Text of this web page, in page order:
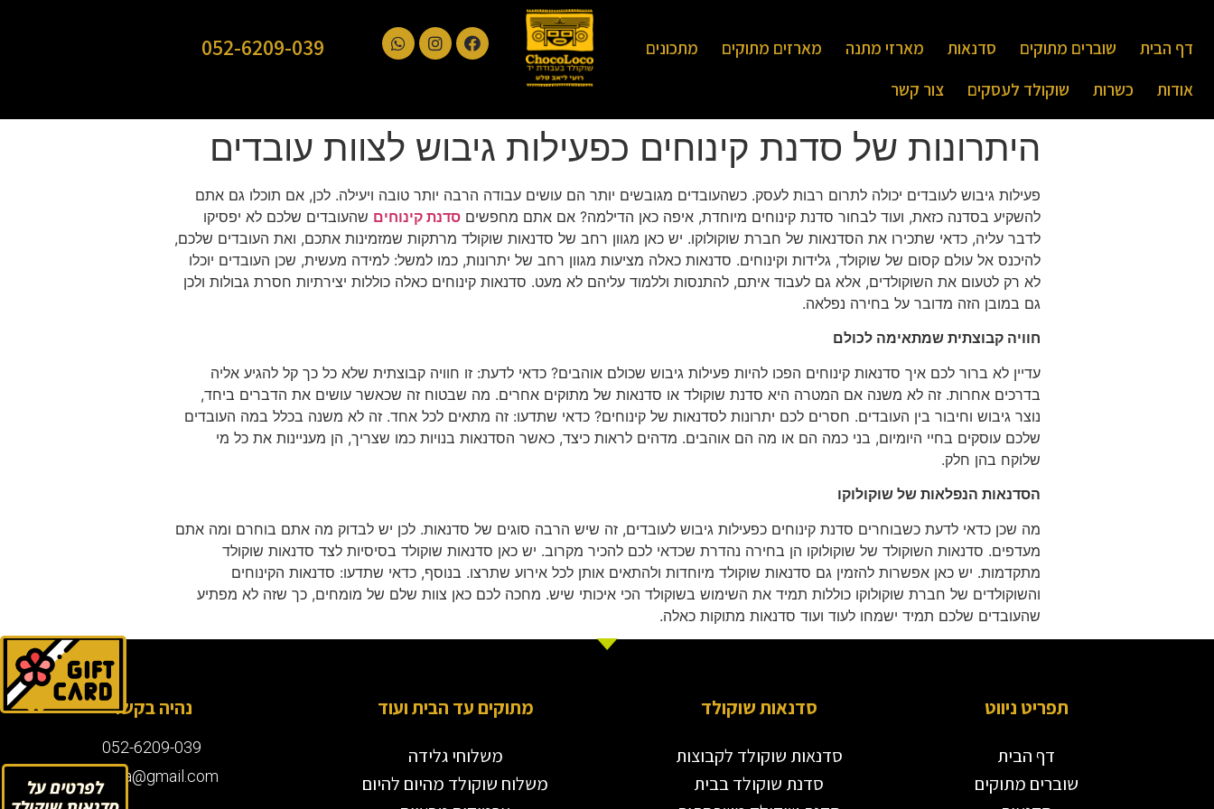
דף הבית שוברים מתוקים סדנאות מארזי מתנה מארזים מתוקים
מתכונים
אודות
כשרות שוקולד לעסקים צור קשר
052-6209-039
היתרונות של סדנת קינוחים כפעילות גיבוש לצוות עובדים
פעילות גיבוש לעובדים יכולה לתרום רבות לעסק. כשהעובדים מגובשים יותר הם עושים עבודה הרבה יותר טובה ויעילה. לכן, אם תוכלו גם אתם
להשקיע בסדנה כזאת, ועוד לבחור סדנת קינוחים מיוחדת, איפה כאן הדילמה? אם אתם מחפשים סדנת קינוחים שהעובדים שלכם לא יפסיקו
לדבר עליה, כדאי שתכירו את הסדנאות של חברת שוקולוקו. יש כאן מגוון רחב של סדנאות שוקולד מרתקות שמזמינות אתכם, ואת העובדים שלכם,
להיכנס אל עולם קסום של שוקולד, גלידות וקינוחים. סדנאות כאלה מציעות מגוון רחב של יתרונות, כמו למשל: למידה מעשית, שכן העובדים יוכלו
לא רק לטעום את השוקולדים, אלא גם לעבוד איתם, להתנסות וללמוד עליהם לא מעט. סדנאות קינוחים כאלה כוללות יצירתיות חסרת גבולות ולכן
גם במובן הזה מדובר על בחירה נפלאה.
חוויה קבוצתית שמתאימה לכולם
עדיין לא ברור לכם איך סדנאות קינוחים הפכו להיות פעילות גיבוש שכולם אוהבים? כדאי לדעת: זו חוויה קבוצתית שלא כל כך קל להגיע אליה
בדרכים אחרות. זה לא משנה אם המטרה היא סדנת שוקולד או סדנאות של מתוקים אחרים. מה שבטוח זה שכאשר עושים את הדברים ביחד,
נוצר גיבוש וחיבור בין העובדים. חסרים לכם יתרונות לסדנאות של קינוחים? כדאי שתדעו: זה מתאים לכל אחד. זה לא משנה בכלל במה העובדים
שלכם עוסקים בחיי היומיום, בני כמה הם או מה הם אוהבים. מדהים לראות כיצד, כאשר הסדנאות בנויות כמו שצריך, הן מעניינות את כל מי
שלוקח בהן חלק.
הסדנאות הנפלאות של שוקולוקו
מה שכן כדאי לדעת כשבוחרים סדנת קינוחים כפעילות גיבוש לעובדים, זה שיש הרבה סוגים של סדנאות. לכן יש לבדוק מה אתם בוחרם ומה אתם
מעדפים. סדנאות השוקולד של שוקולוקו הן בחירה נהדרת שכדאי לכם להכיר מקרוב. יש כאן סדנאות שוקולד בסיסיות לצד סדנאות שוקולד
מתקדמות. יש כאן אפשרות להזמין גם סדנאות שוקולד מיוחדות ולהתאים אותן לכל אירוע שתרצו. בנוסף, כדאי שתדעו: סדנאות הקינוחים
והשוקולדים של חברת שוקולוקו כוללות תמיד את השימוש בשוקולד הכי איכותי שיש. מחכה לכם כאן צוות שלם של מומחים, כך שזה לא מפתיע
שהעובדים שלכם תמיד ישמחו לעוד ועוד סדנאות מתוקות כאלה.
תפריט ניווט
דף הבית
שוברים מתוקים
סדנאות שוקולד
סדנאות שוקולד לקבוצות
סדנת שוקולד בבית
מתוקים עד הבית ועוד
משלוחי גלידה
משלוח שוקולד מהיום להיום
נהיה בקשר
052-6209-039
roisela@gmail.com
לחץ
לחץ